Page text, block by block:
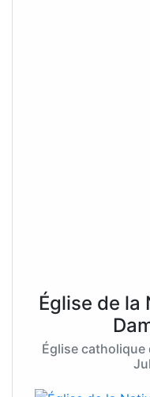
Église de
Église catholique